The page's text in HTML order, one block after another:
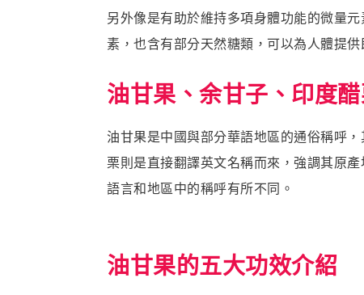
另外像是有助於維持多項身體功能的微量
素，也含有部分天然糖類，可以為人體提
油甘果、余甘子、印度
油甘果是中國與部分華語地區的通俗稱呼
栗則是直接翻譯英文名稱而來，強調其原
語言和地區中的稱呼有所不同。
油甘果的五大功效介紹